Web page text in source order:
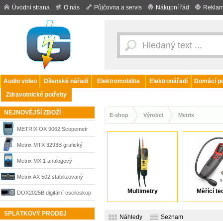
Úvodní strana O nás Půjčovna a servis Nákupní řád
Audio video Dílenské nářadí Elektromobilita Elektronářadí
Domácí
Zdravotnické potřeby
NEJNOVĚJŠÍ ZBOŽÍ
METRIX OX 9062 Scopemetr
digitální osciloskop Scopix
Metrix MTX 3293B grafický
multimetr
Metrix MX 1 analogový
multimetr
Metrix AX 502 stabilizovaný
zdroj
DOX2025B digitální osciloskop
Metrix
SPLÁTKOVÝ PRODEJ
E-shop Výrobci Metrix
Multimetry Měřící
Náhledy Seznam